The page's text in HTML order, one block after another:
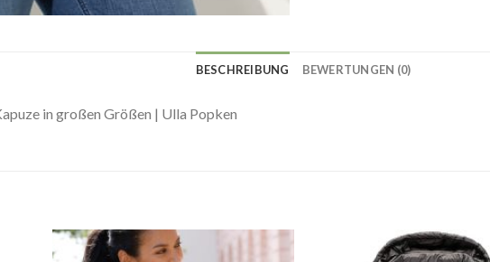
BESCHREIBUNG BEWERTUNGEN (0)
in großen Größen | Ulla Popken